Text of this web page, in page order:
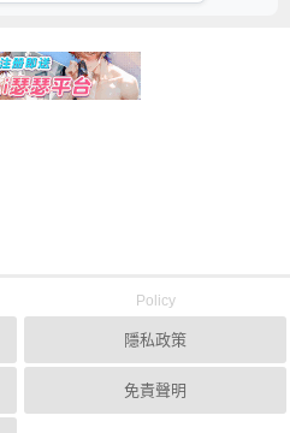
Policy
隱私政策
免責聲明